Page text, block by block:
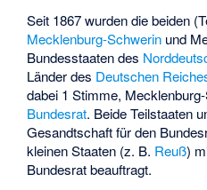
Seit 1867 wurden die beiden
Mecklenburg-Schwerin und
Bundesstaaten des
Länder des Deutschen
dabei 1 Stimme,
Bundesrat. Beide Teilstaaten
Gesandtschaft für den
kleinen Staaten (z. B. Reuß)
Bundesrat beauftragt.